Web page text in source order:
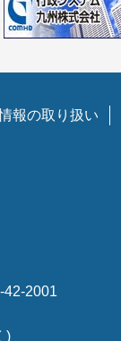
報の取り扱い
42-2001
)